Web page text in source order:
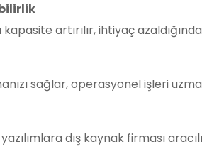
artırılır, ihtiyaç
sağlar, operasyonel işleri
dış kaynak firması